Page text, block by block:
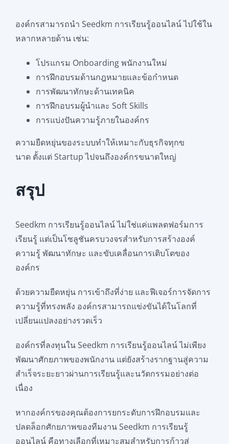
องค์กรสามารถนำ Seedkm การเรียนรู้ออนไลน์ ไปใช้ใน
หลากหลายด้าน เช่น:
โปรแกรม Onboarding พนักงานใหม่
การฝึกอบรมด้านกฎหมายและข้อกำหนด
การพัฒนาทักษะด้านเทคนิค
การฝึกอบรมผู้นำและ Soft Skills
การแบ่งปันความรู้ภายในองค์กร
ความยืดหยุ่นของระบบทำให้เหมาะกับธุรกิจทุกข
นาด ตั้งแต่ Startup ไปจนถึงองค์กรขนาดใหญ่
สรุป
Seedkm การเรียนรู้ออนไลน์ ไม่ใช่แค่แพลตฟอร์มการ
เรียนรู้ แต่เป็นโซลูชันครบวงจรสำหรับการสร้างองค์
ความรู้ พัฒนาทักษะ และขับเคลื่อนการเติบโตของ
องค์กร
ด้วยความยืดหยุ่น การเข้าถึงที่ง่าย และฟีเจอร์การจัดการ
ความรู้ที่ทรงพลัง องค์กรสามารถแข่งขันได้ในโลกที่
เปลี่ยนแปลงอย่างรวดเร็ว
องค์กรที่ลงทุนใน Seedkm การเรียนรู้ออนไลน์ ไม่เพียง
พัฒนาศักยภาพของพนักงาน แต่ยังสร้างรากฐานสู่ความ
สำเร็จระยะยาวผ่านการเรียนรู้และนวัตกรรมอย่างต่อ
เนื่อง
หากองค์กรของคุณต้องการยกระดับการฝึกอบรมและ
ปลดล็อกศักยภาพของทีมงาน Seedkm การเรียนรู้
ออนไลน์ คือทางเลือกที่เหมาะสมสำหรับการก้าวสู่